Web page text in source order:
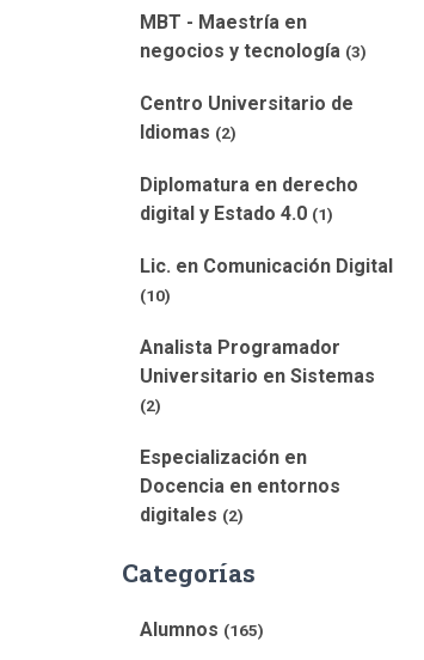
MBT - Maestría en
negocios y tecnología (3)
Centro Universitario de
Idiomas (2)
Diplomatura en derecho
digital y Estado 4.0 (1)
Lic. en Comunicación Digital
(10)
Analista Programador
Universitario en Sistemas
(2)
Especialización en
Docencia en entornos
digitales (2)
Categorías
Alumnos (165)